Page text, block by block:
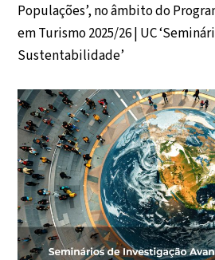
Populações’, no âmbito do
em Turismo 2025/26 | UC
Sustentabilidade’